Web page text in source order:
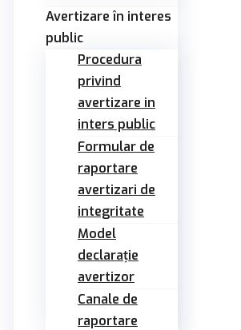
Avertizare în interes
public
Procedura
privind
avertizare in
inters public
Formular de
raportare
avertizari de
integritate
Model
declarație
avertizor
Canale de
raportare